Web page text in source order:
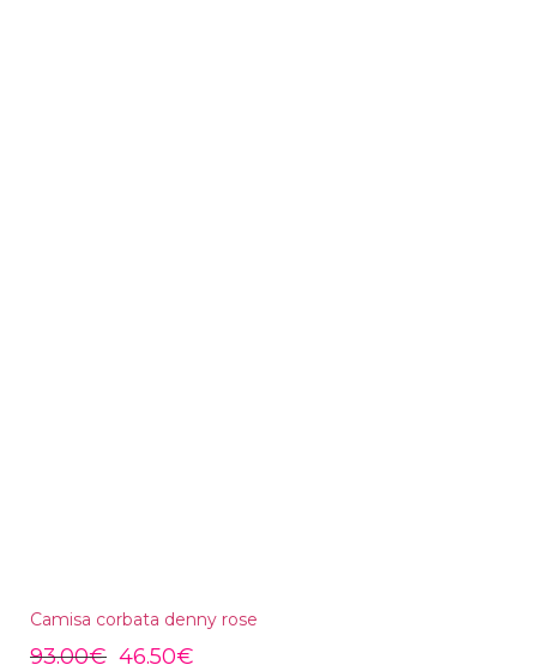
Camisa corbata denny rose
93.00€ 46.50€